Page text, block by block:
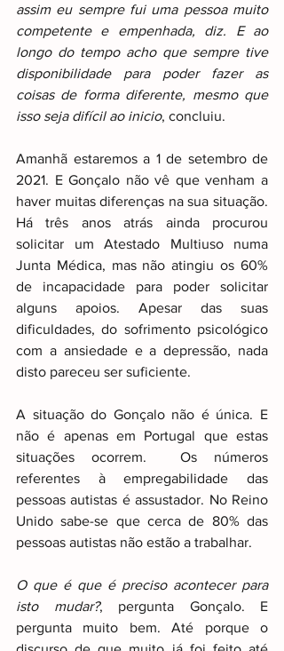
assim eu sempre fui uma pessoa muito
competente e empenhada, diz. E ao
longo do tempo acho que sempre tive
disponibilidade para poder fazer as
coisas de forma diferente, mesmo que
isso seja difícil ao inicio, concluiu.
Amanhã estaremos a 1 de setembro de
2021. E Gonçalo não vê que venham a
haver muitas diferenças na sua situação.
Há três anos atrás ainda procurou
solicitar um Atestado Multiuso numa
Junta Médica, mas não atingiu os 60%
de incapacidade para poder solicitar
alguns apoios. Apesar das suas
dificuldades, do sofrimento psicológico
com a ansiedade e a depressão, nada
disto pareceu ser suficiente.
A situação do Gonçalo não é única. E
não é apenas em Portugal que estas
situações ocorrem.  Os números
referentes à empregabilidade das
pessoas autistas é assustador. No Reino
Unido sabe-se que cerca de 80% das
pessoas autistas não estão a trabalhar.
O que é que é preciso acontecer para
isto mudar?, pergunta Gonçalo. E
pergunta muito bem. Até porque o